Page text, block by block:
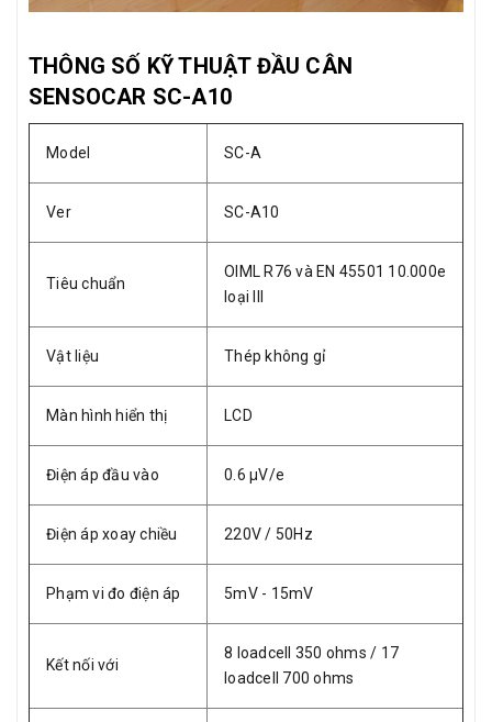
THÔNG SỐ KỸ THUẬT ĐẦU CÂN
SENSOCAR SC-A10
Model SC-A
Ver SC-A10
Tiêu chuẩn
OIML R76 và EN 45501 10.000e
loại III
Vật liệu Thép không gỉ
Màn hình hiển thị LCD
Điện áp đầu vào 0.6 µV/e
Điện áp xoay chiều 220V / 50Hz
Phạm vi đo điện áp 5mV - 15mV
Kết nối với
8 loadcell 350 ohms / 17
loadcell 700 ohms